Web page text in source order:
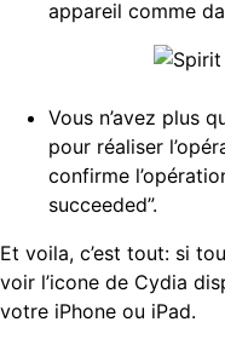
appareil comme
Vous n’avez plus
pour réaliser
confirme
succeeded”.
Et voila, c’est tout: si
voir l’icone de Cydia
votre iPhone ou iPad.